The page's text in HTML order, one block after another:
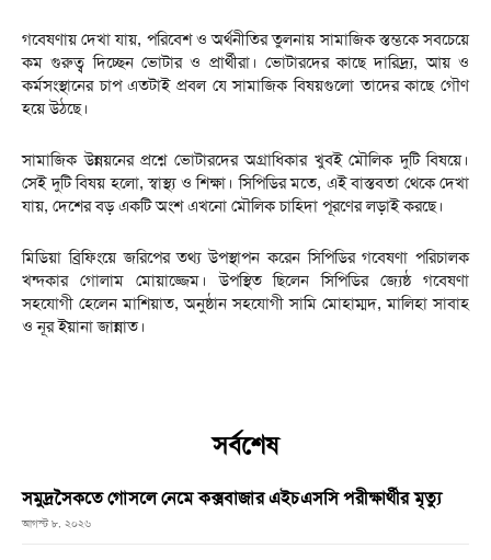
গবেষণায় দেখা যায়, পরিবেশ ও অর্থনীতির তুলনায় সামাজিক স্তম্ভকে সবচেয়ে
কম গুরুত্ব দিচ্ছেন ভোটার ও প্রার্থীরা। ভোটারদের কাছে দারিদ্র্য, আয় ও
কর্মসংস্থানের চাপ এতটাই প্রবল যে সামাজিক বিষয়গুলো তাদের কাছে গৌণ
হয়ে উঠছে।
সামাজিক উন্নয়নের প্রশ্নে ভোটারদের অগ্রাধিকার খুবই মৌলিক দুটি বিষয়ে।
সেই দুটি বিষয় হলো, স্বাস্থ্য ও শিক্ষা। সিপিডির মতে, এই বাস্তবতা থেকে দেখা
যায়, দেশের বড় একটি অংশ এখনো মৌলিক চাহিদা পূরণের লড়াই করছে।
মিডিয়া ব্রিফিংয়ে জরিপের তথ্য উপস্থাপন করেন সিপিডির গবেষণা পরিচালক
খন্দকার গোলাম মোয়াজ্জেম। উপস্থিত ছিলেন সিপিডির জ্যেষ্ঠ গবেষণা
সহযোগী হেলেন মাশিয়াত, অনুষ্ঠান সহযোগী সামি মোহাম্মদ, মালিহা সাবাহ
ও নূর ইয়ানা জান্নাত।
সর্বশেষ
সমুদ্রসৈকতে গোসলে নেমে কক্সবাজার এইচএসসি পরীক্ষার্থীর মৃত্যু
আগস্ট ৮, ২০২৬